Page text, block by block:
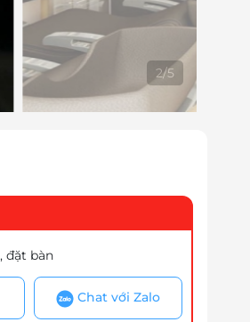
3/5
đặt bàn
Chat với Zalo